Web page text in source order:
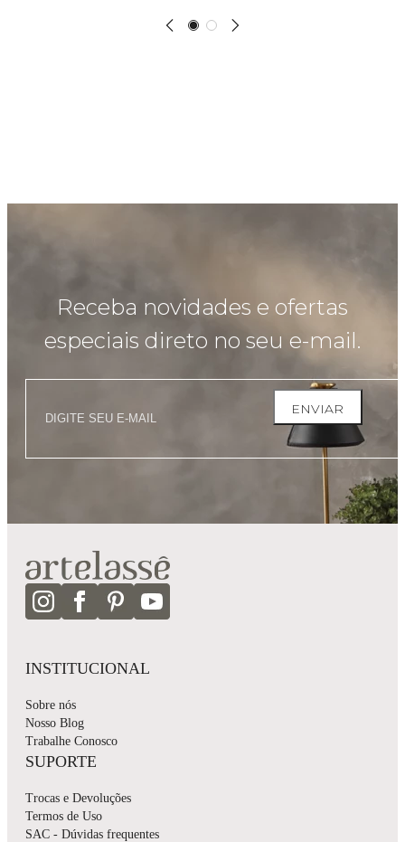
Receba novidades e ofertas
especiais direto no seu e-mail.
ENVIAR
INSTITUCIONAL
Sobre nós
Nosso Blog
Trabalhe Conosco
SUPORTE
Trocas e Devoluções
Termos de Uso
SAC - Dúvidas frequentes